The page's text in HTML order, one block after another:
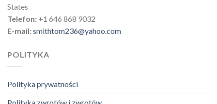
States
Telefon: +1 646 868 9032
E-mail:smithtom236@yahoo.com
POLITYKA
Polityka prywatności